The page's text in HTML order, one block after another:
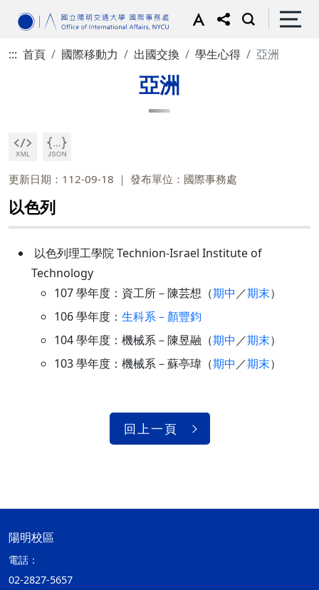
::: 首頁 國際移動力 出國交換 學生心得 亞洲
亞洲
更新日期：112-09-18 發布單位：國際事務處
以色列
以色列理工學院 Technion-Israel Institute of
Technology
107 學年度：資工所－陳芸想（期中 ／期末）
106 學年度： 生科系－顏豐鈞
104 學年度：機械系－陳昱融（期中 ／期末）
103 學年度：機械系－蘇亭瑋（期中 ／期末）
回上一頁
陽明校區
電話：
02-2827-5657